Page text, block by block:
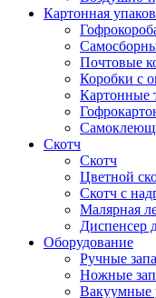
Картонная
Почтовые
Коробки с
Картонные
Скотч
Скотч
Цветной
Скотч с
Малярная
Диспенсер
Оборудование
Ручные
Ножные
Вакуумные